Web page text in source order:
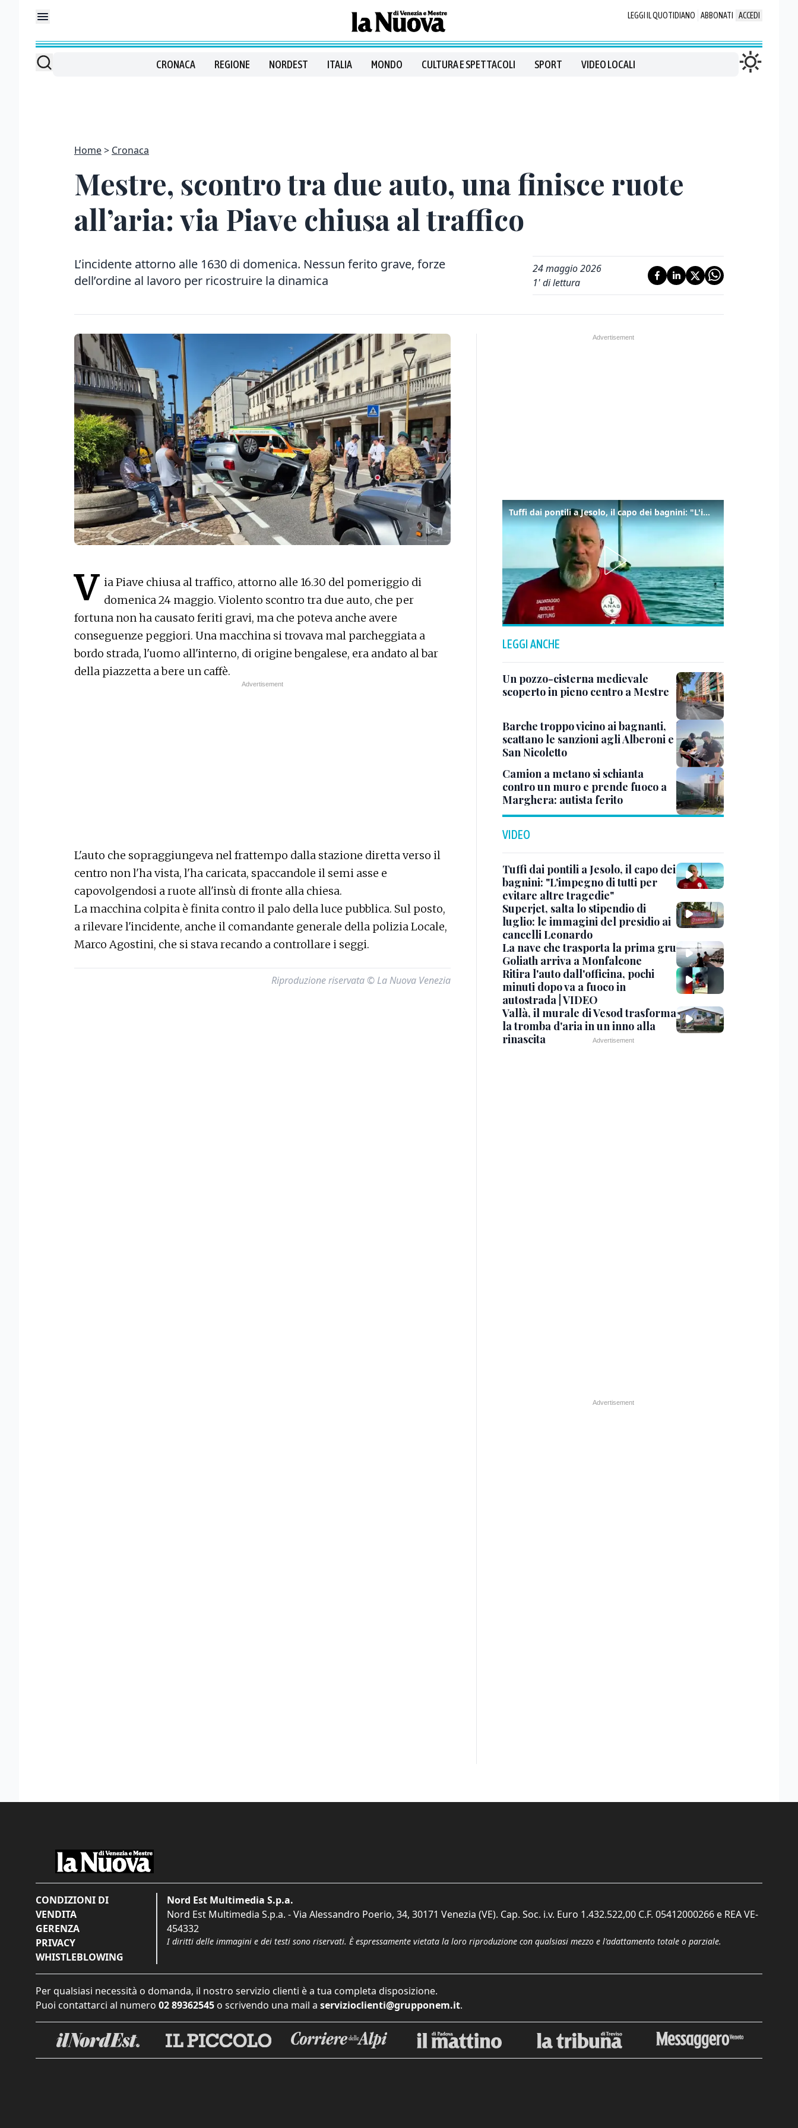
LEGGI IL QUOTIDIANO ABBONATI ACCEDI
CRONACA REGIONE NORDEST ITALIA MONDO CULTURA E SPETTACOLI SPORT VIDEO LOCALI
Home Cronaca
Mestre, scontro tra due auto, una finisce ruote
all’aria: via Piave chiusa al traffico
L’incidente attorno alle 1630 di domenica. Nessun ferito grave, forze
dell’ordine al lavoro per ricostruire la dinamica
24 maggio 2026
1' di lettura
V ia Piave chiusa al traffico, attorno alle 16.30 del pomeriggio di
domenica 24 maggio. Violento scontro tra due auto, che per
fortuna non ha causato feriti gravi, ma che poteva anche avere
conseguenze peggiori. Una macchina si trovava mal parcheggiata a
bordo strada, l'uomo all'interno, di origine bengalese, era andato al bar
della piazzetta a bere un caffè.
L'auto che sopraggiungeva nel frattempo dalla stazione diretta verso il
centro non l'ha vista, l'ha caricata, spaccandole il semi asse e
capovolgendosi a ruote all'insù di fronte alla chiesa.
La macchina colpita è finita contro il palo della luce pubblica. Sul posto,
a rilevare l'incidente, anche il comandante generale della polizia Locale,
Marco Agostini, che si stava recando a controllare i seggi.
Riproduzione riservata © La Nuova Venezia
Tuffi dai pontili a Jesolo, il capo dei bagnini: "L'impegno di tutti per evitare altre tragedie"
LEGGI ANCHE
Un pozzo-cisterna medievale
scoperto in pieno centro a Mestre
Barche troppo vicino ai bagnanti,
scattano le sanzioni agli Alberoni e
San Nicoletto
Camion a metano si schianta
contro un muro e prende fuoco a
Marghera: autista ferito
VIDEO
Tuffi dai pontili a Jesolo, il capo dei
bagnini: "L'impegno di tutti per
evitare altre tragedie"
Superjet, salta lo stipendio di
luglio: le immagini del presidio ai
cancelli Leonardo
La nave che trasporta la prima gru
Goliath arriva a Monfalcone
Ritira l'auto dall'officina, pochi
minuti dopo va a fuoco in
autostrada | VIDEO
Vallà, il murale di Vesod trasforma
la tromba d'aria in un inno alla
rinascita
CONDIZIONI DI
VENDITA
GERENZA
PRIVACY
WHISTLEBLOWING
Nord Est Multimedia S.p.a.
Nord Est Multimedia S.p.a. - Via Alessandro Poerio, 34, 30171 Venezia (VE). Cap. Soc. i.v. Euro 1.432.522,00 C.F. 05412000266 e REA VE-
454332
I diritti delle immagini e dei testi sono riservati. È espressamente vietata la loro riproduzione con qualsiasi mezzo e l'adattamento totale o parziale.
Per qualsiasi necessità o domanda, il nostro servizio clienti è a tua completa disposizione.
Puoi contattarci al numero 02 89362545 o scrivendo una mail a servizioclienti@grupponem.it.